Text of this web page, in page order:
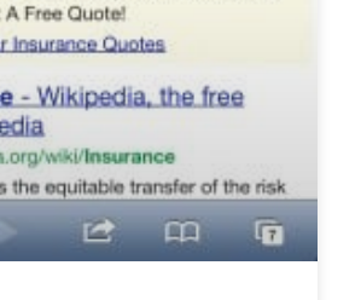
mais ces nouveaux
font aussi disparaître
options que l’on
l’ancienne version.
inventaire des bons et
côtés selon nos
expériences!